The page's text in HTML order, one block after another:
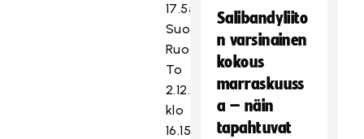
17.55
Suomi–
Ruotsi
To
2.12.
klo
16.15
Salibandyliito
n varsinainen
kokous
marraskuuss
a – näin
tapahtuvat